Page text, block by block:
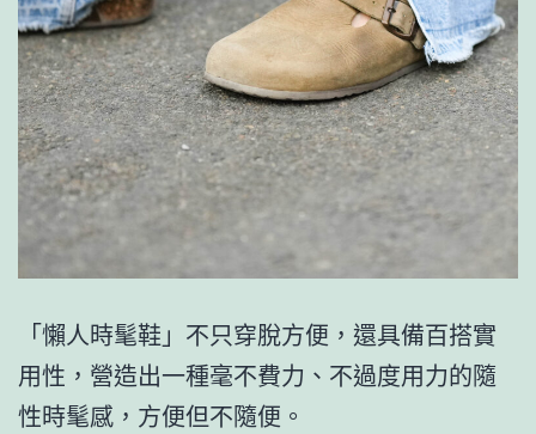
「懶人時髦鞋」不只穿脫方便，還具備百搭實
用性，營造出一種毫不費力、不過度用力的隨
性時髦感，方便但不隨便。